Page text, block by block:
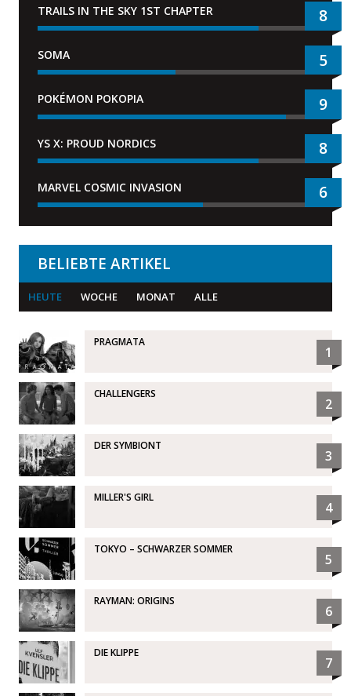
TRAILS IN THE SKY 1ST CHAPTER 8
SOMA 5
POKÉMON POKOPIA 9
YS X: PROUD NORDICS 8
MARVEL COSMIC INVASION 6
BELIEBTE ARTIKEL
HEUTE WOCHE MONAT ALLE
PRAGMATA
1
CHALLENGERS
2
DER SYMBIONT
3
MILLER'S GIRL
4
TOKYO – SCHWARZER SOMMER
5
RAYMAN: ORIGINS
6
DIE KLIPPE
7